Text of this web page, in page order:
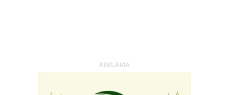
REKLAMA